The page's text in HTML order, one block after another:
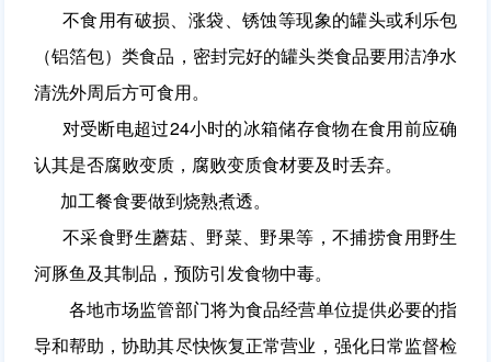
不食用有破损、涨袋、锈蚀等现象的罐头或利乐包
（铝箔包）类食品，密封完好的罐头类食品要用洁净水
清洗外周后方可食用。
对受断电超过24小时的冰箱储存食物在食用前应确
认其是否腐败变质，腐败变质食材要及时丢弃。
加工餐食要做到烧熟煮透。
不采食野生蘑菇、野菜、野果等，不捕捞食用野生
河豚鱼及其制品，预防引发食物中毒。
各地市场监管部门将为食品经营单位提供必要的指
导和帮助，协助其尽快恢复正常营业，强化日常监督检